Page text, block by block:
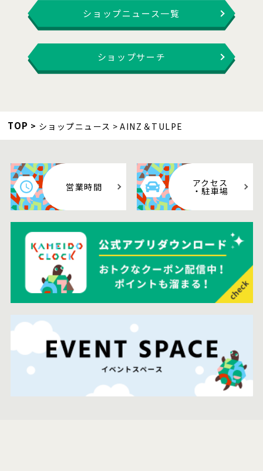
ショップニュース一覧
ショップサーチ
TOP ショップニュース AINZ＆TULPE
営業時間 アクセス
・駐車場